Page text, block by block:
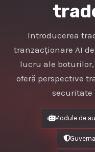
Introducerea
tranzacționare AI
lucru ale boturilor,
oferă perspective
securitate
Module de